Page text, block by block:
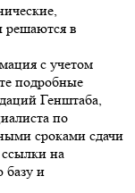
решаются в
с учетом
подробные
Генштаба,
по
сроками сдачи
на
базу и